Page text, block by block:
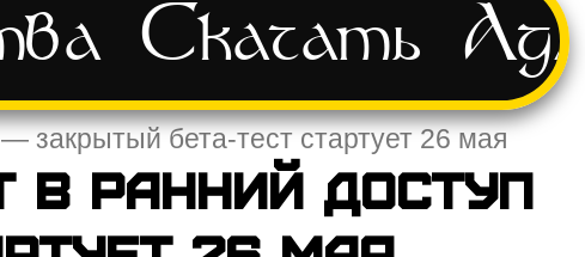
Скачать
закрытый бета-тест стартует 26 мая
в ранний доступ